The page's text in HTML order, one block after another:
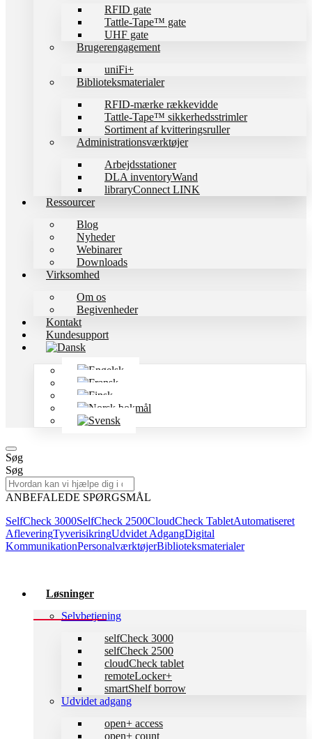
RFID gate
Tattle-Tape™ gate
UHF gate
Brugerengagement
uniFi+
Biblioteksmaterialer
RFID-mærke rækkevidde
Tattle-Tape™ sikkerhedsstrimler
Sortiment af kvitteringsruller
Administrationsværktøjer
Arbejdsstationer
DLA inventoryWand
libraryConnect LINK
Ressourcer
Blog
Nyheder
Webinarer
Downloads
Virksomhed
Om os
Begivenheder
Kontakt
Kundesupport
Søg
Søg
ANBEFALEDE SPØRGSMÅL
SelfCheck 3000SelfCheck 2500CloudCheck TabletAutomatiseret
AfleveringTyverisikringUdvidet AdgangDigital
KommunikationPersonalværktøjerBiblioteksmaterialer
Løsninger
Selvbetjening
selfCheck 3000
selfCheck 2500
cloudCheck tablet
remoteLocker+
smartShelf borrow
Udvidet adgang
open+ access
open+ count